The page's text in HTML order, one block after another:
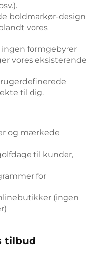
boldmarkør-design
vores
formgebyrer
vores eksisterende
til dig.
og mærkede
til kunder,
for
(ingen
tilbud